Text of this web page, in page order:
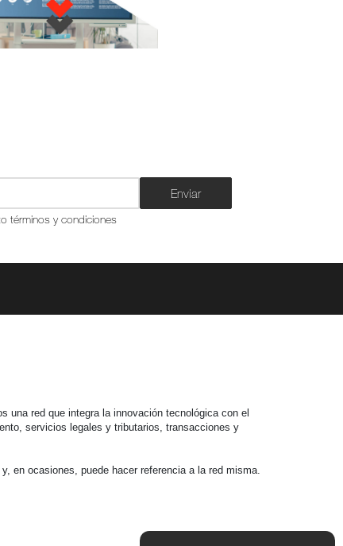
Enviar
términos y condiciones
una red que integra la innovación tecnológica con el
servicios legales y tributarios, transacciones y
en ocasiones, puede hacer referencia a la red misma.